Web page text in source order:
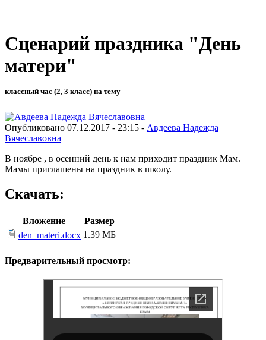
Сценарий праздника "День
матери"
классный час (2, 3 класс) на тему
Опубликовано 07.12.2017 - 23:15 - Авдеева Надежда
Вячеславовна
В ноябре , в осенний день к нам приходит праздник Мам.
Мамы приглашены на праздник в школу.
Скачать:
Вложение
Размер
den_materi.docx 1.39 МБ
Предварительный просмотр: